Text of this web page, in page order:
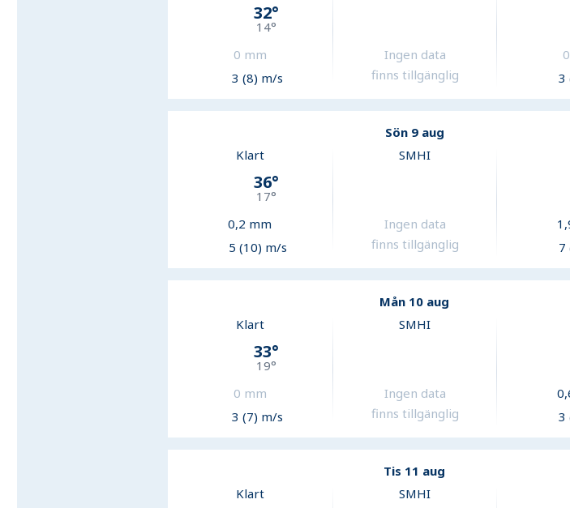
32°
14°
0 mm
3 (8) m/s
Ingen data
finns tillgänglig
0
3
Sön 9 aug
Klart
36°
17°
0,2 mm
5 (10) m/s
SMHI
Ingen data
finns tillgänglig
7
Mån 10 aug
Klart
33°
19°
0 mm
3 (7) m/s
SMHI
Ingen data
finns tillgänglig
3
Tis 11 aug
Klart
SMHI